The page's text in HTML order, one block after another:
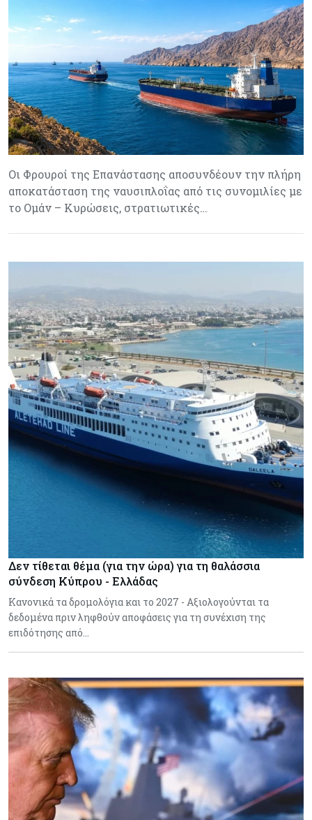
Οι Φρουροί της Επανάστασης αποσυνδέουν την πλήρη
αποκατάσταση της ναυσιπλοΐας από τις συνομιλίες με
το Ομάν – Κυρώσεις, στρατιωτικές…
Δεν τίθεται θέμα (για την ώρα) για τη θαλάσσια
σύνδεση Κύπρου - Ελλάδας
Κανονικά τα δρομολόγια και το 2027 - Αξιολογούνται τα
δεδομένα πριν ληφθούν αποφάσεις για τη συνέχιση της
επιδότησης από…